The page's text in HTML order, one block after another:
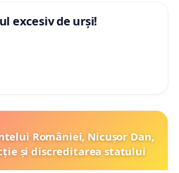
excesiv de urși!
României, Nicușor Dan,
și discreditarea statului